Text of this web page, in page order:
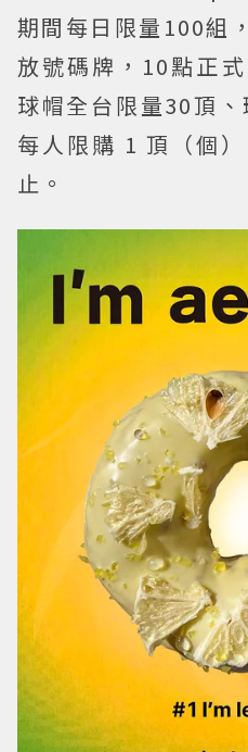
期間每日限量100組
放號碼牌，10點正
球帽全台限量30頂
每人限購 1 頂（個
止。